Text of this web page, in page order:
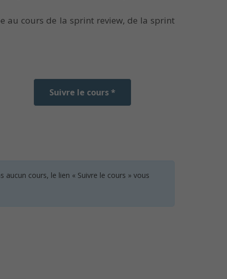
au cours de la sprint review, de la sprint
Suivre le cours *
cours, le lien « Suivre le cours » vous